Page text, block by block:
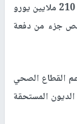
الحكومة الفلسطينية، مبيناً أن الدعم الأوروبي البالغ 210 ملايين يورو
جزء من دفعة
القطاع الصحي
المستحقة